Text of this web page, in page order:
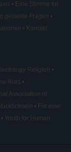
Eine Stimme für
gestellte Fragen
Kontakt
Religion
Kurs
Association of
Für eine
Youth for Human